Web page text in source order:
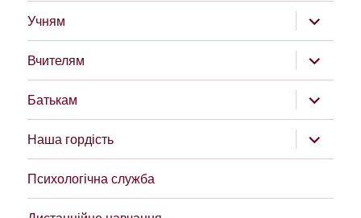
Учням
підменю
Вчителям
підменю
Батькам
підменю
Наша гордість
підменю
Психологічна служба